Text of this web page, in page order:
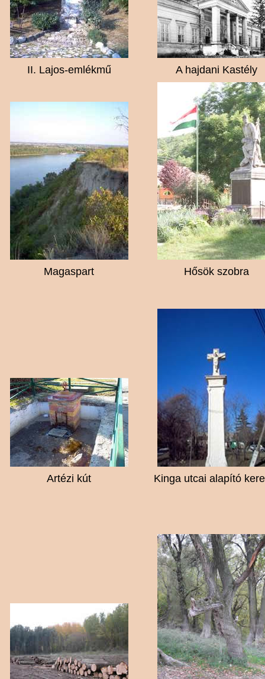
II. Lajos-emlékmű A hajdani Kastély
Magaspart Hősök szobra
Artézi kút Kinga utcai alapító